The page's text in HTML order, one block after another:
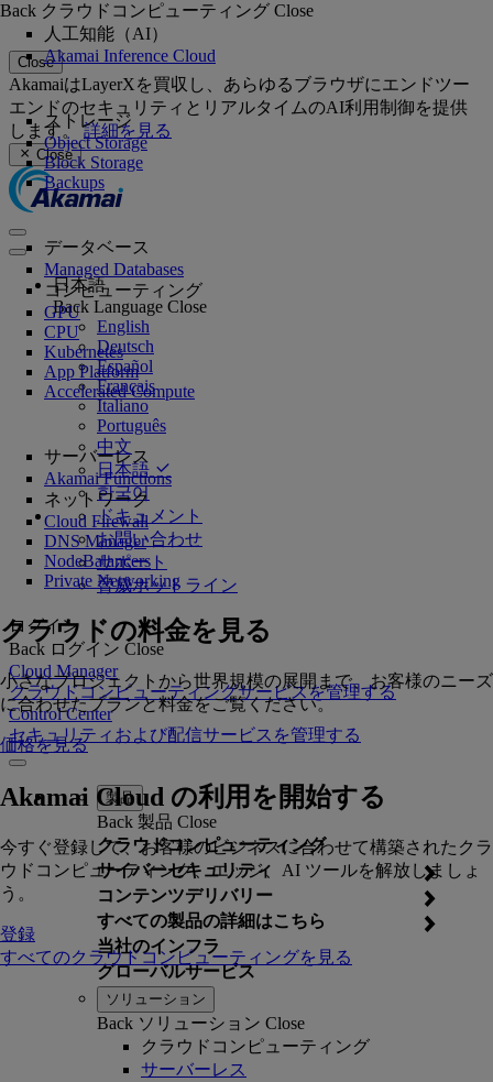
Close
AkamaiはLayerXを買収し、あらゆるブラウザにエンドツー
エンドのセキュリティとリアルタイムのAI利用制御を提供
します。詳細を見る
Close
日本語
Back Language Close
English
Deutsch
Español
Français
Italiano
Português
中文
日本語
한국어
ドキュメント
お問い合わせ
サポート
脅威ホットライン
ログイン
Back ログイン Close
Cloud Manager
クラウドコンピューティングサービスを管理する
Control Center
セキュリティおよび配信サービスを管理する
製品
Back 製品 Close
クラウドコンピューティング
サイバーセキュリティ
コンテンツデリバリー
すべての製品の詳細はこちら
当社のインフラ
グローバルサービス
Back クラウドコンピューティング Close
人工知能（AI）
Akamai Inference Cloud
ストレージ
Object Storage
Block Storage
Backups
データベース
Managed Databases
コンピューティング
GPU
CPU
Kubernetes
App Platform
Accelerated Compute
サーバーレス
Akamai Functions
ネットワーク
Cloud Firewall
DNS Manager
NodeBalancers
Private Networking
クラウドの料金を見る
小さなプロジェクトから世界規模の展開まで、お客様のニーズ
に合わせたプランと料金をご覧ください。
価格を見る
Akamai Cloud の利用を開始する
今すぐ登録して、お客様のビジネスに合わせて構築されたクラ
ウドコンピューティング、エッジ、AI ツールを解放しましょ
う。
登録
すべてのクラウドコンピューティングを見る
ソリューション
Back ソリューション Close
クラウドコンピューティング
サーバーレス